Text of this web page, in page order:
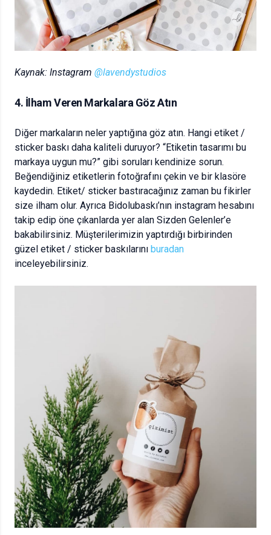
Kaynak: Instagram @lavendystudios
4. İlham Veren Markalara Göz Atın
Diğer markaların neler yaptığına göz atın. Hangi etiket /
sticker baskı daha kaliteli duruyor? “Etiketin tasarımı bu
markaya uygun mu?” gibi soruları kendinize sorun.
Beğendiğiniz etiketlerin fotoğrafını çekin ve bir klasöre
kaydedin. Etiket/ sticker bastıracağınız zaman bu fikirler
size ilham olur. Ayrıca Bidolubaskı’nın instagram hesabını
takip edip öne çıkanlarda yer alan Sizden Gelenler’e
bakabilirsiniz. Müşterilerimizin yaptırdığı birbirinden
güzel etiket / sticker baskılarını buradan
inceleyebilirsiniz.